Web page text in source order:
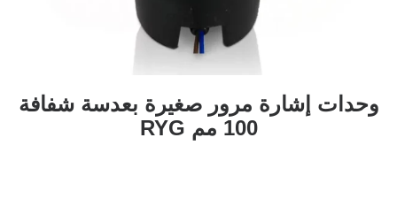
وحدات إشارة مرور صغيرة بعدسة شفافة
100 مم RYG